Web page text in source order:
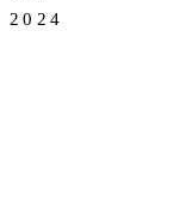
2024